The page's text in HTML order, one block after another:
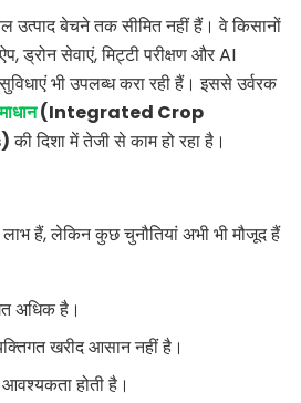
बेचने तक सीमित नहीं हैं। वे किसानों
ड्रोन सेवाएं, मिट्टी परीक्षण और AI
भी उपलब्ध करा रही हैं। इससे उर्वरक
(Integrated Crop
की दिशा में तेजी से काम हो रहा है।
हैं, लेकिन कुछ चुनौतियां अभी भी मौजूद हैं
अधिक है।
खरीद आसान नहीं है।
आवश्यकता होती है।